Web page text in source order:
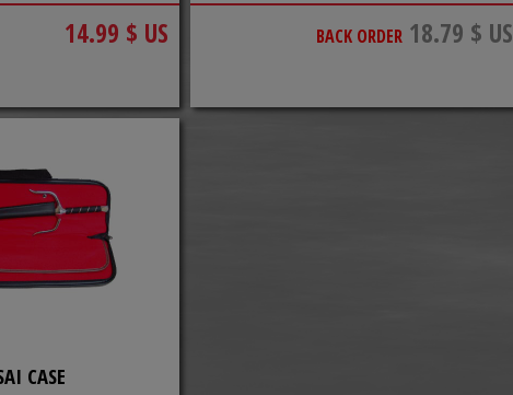
14.99 $ US BACK ORDER 18.79 $ US
CASE